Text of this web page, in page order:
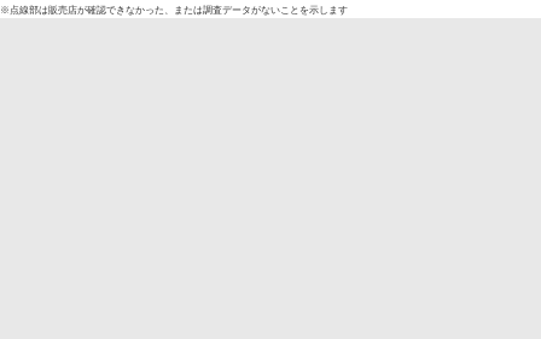
※点線部は販売店が確認できなかった、または調査データがないことを示します